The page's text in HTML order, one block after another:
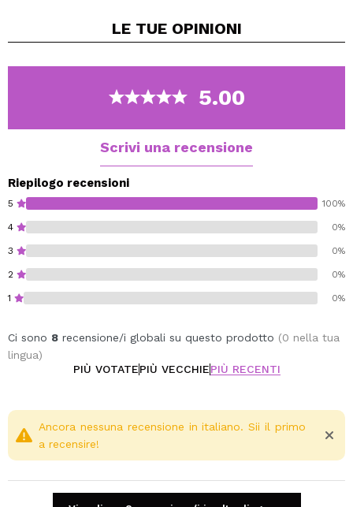
LE TUE OPINIONI
5.00
Scrivi una recensione
Riepilogo recensioni
5 100%
4 0%
3 0%
2 0%
1 0%
Ci sono 8 recensione/i globali su questo prodotto (0 nella tua
lingua)
PIÙ VOTATEPIÙ VECCHIEPIÙ RECENTI
Ancora nessuna recensione in italiano. Sii il primo
a recensire!